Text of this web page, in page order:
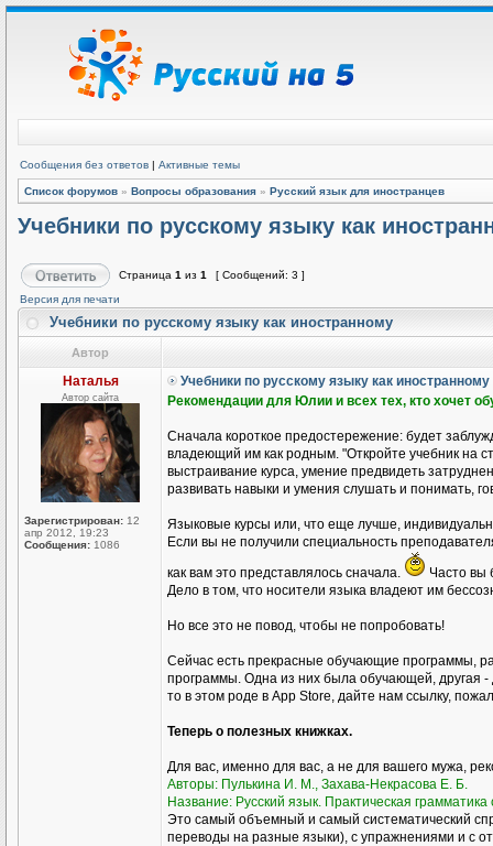
Сообщения без ответов | Активные темы
Список форумов » Вопросы образования » Русский язык для иностранцев
Учебники по русскому языку как
Страница 1 из 1
[ Сообщений: 3 ]
Версия для печати
Учебники по русскому языку как иностранному
Автор
Наталья
Автор сайта
Зарегистрирован: 12
апр 2012, 19:23
Сообщения: 1086
Учебники по русскому языку как иностранному
Рекомендации для Юлии и всех тех, кто хочет
Сначала короткое предостережение: будет
владеющий им как родным. "Откройте учебник на
выстраивание курса, умение предвидеть
развивать навыки и умения слушать и понимать,
Языковые курсы или, что еще лучше,
Если вы не получили специальность
как вам это представлялось сначала.
Часто вы
Дело в том, что носители языка владеют им
Но все это не повод, чтобы не попробовать!
Сейчас есть прекрасные обучающие программы,
программы. Одна из них была обучающей, другая -
то в этом роде в Аpp Store, дайте нам ссылку,
Теперь о полезных книжках.
Для вас, именно для вас, а не для вашего мужа,
Авторы: Пулькина И. М., Захава-Некрасова Е. Б.
Название: Русский язык. Практическая
Это самый объемный и самый систематический
переводы на разные языки), с упражнениями и с